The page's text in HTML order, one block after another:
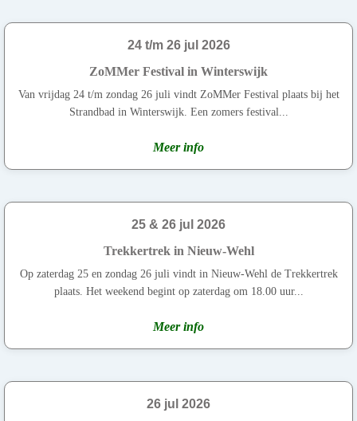
24 t/m 26 jul 2026
ZoMMer Festival in Winterswijk
Van vrijdag 24 t/m zondag 26 juli vindt ZoMMer Festival plaats bij het
Strandbad in Winterswijk. Een zomers festival...
Meer info
25 & 26 jul 2026
Trekkertrek in Nieuw-Wehl
Op zaterdag 25 en zondag 26 juli vindt in Nieuw-Wehl de Trekkertrek
plaats. Het weekend begint op zaterdag om 18.00 uur...
Meer info
26 jul 2026